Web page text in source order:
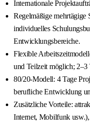
Internationale
Regelmäßige
individuelles
Entwicklungsbereiche.
Flexible
und Teilzeit möglich;
80/20-Modell: 4 Tage
berufliche Entwicklung
Zusätzliche Vorteile:
Internet, Mobilfunk